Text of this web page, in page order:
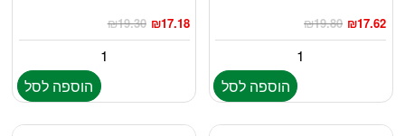
₪19.80 ₪17.62
הוספה לסל
₪19.30 ₪17.18
הוספה לסל